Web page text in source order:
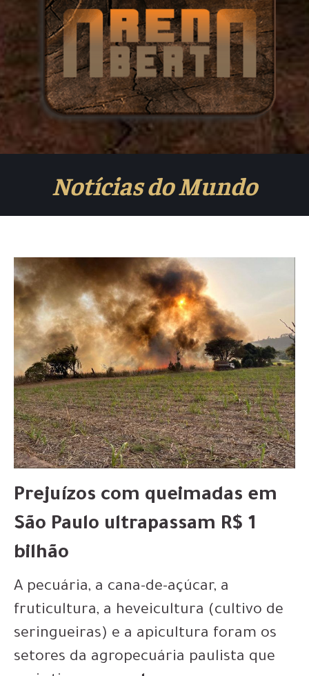
Notícias do Mundo
Prejuízos com queimadas em
São Paulo ultrapassam R$ 1
bilhão
A pecuária, a cana-de-açúcar, a
fruticultura, a heveicultura (cultivo de
seringueiras) e a apicultura foram os
setores da agropecuária paulista que